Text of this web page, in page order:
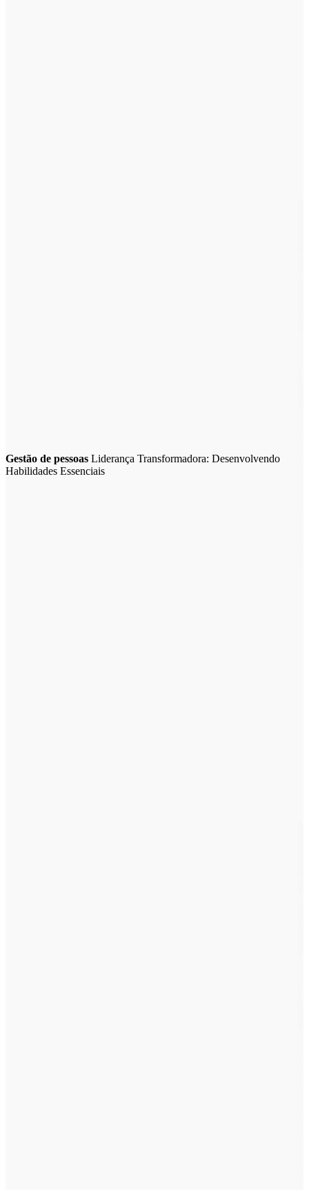
Gestão de pessoas Liderança Transformadora: Desenvolvendo
Habilidades Essenciais